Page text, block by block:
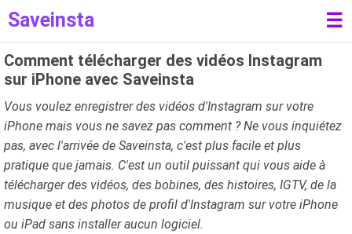
Saveinsta ☰
Comment télécharger des vidéos Instagram
sur iPhone avec Saveinsta
Vous voulez enregistrer des vidéos d'Instagram sur votre
iPhone mais vous ne savez pas comment ? Ne vous inquiétez
pas, avec l'arrivée de Saveinsta, c'est plus facile et plus
pratique que jamais. C'est un outil puissant qui vous aide à
télécharger des vidéos, des bobines, des histoires, IGTV, de la
musique et des photos de profil d'Instagram sur votre iPhone
ou iPad sans installer aucun logiciel.